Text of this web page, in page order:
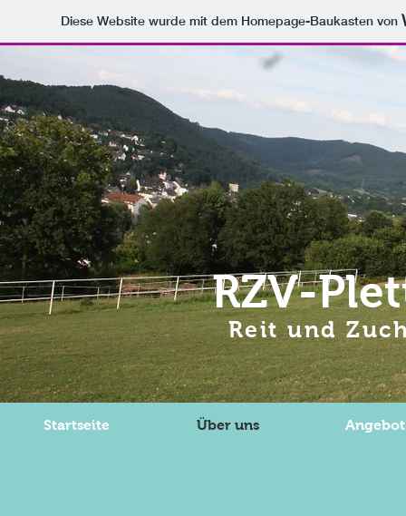
Diese Website wurde mit dem Homepage-Baukasten von
RZV-
Reit und
Startseite Über uns Angebot